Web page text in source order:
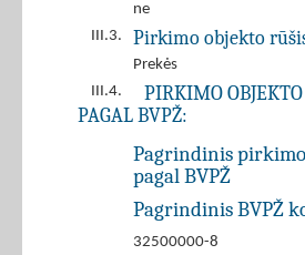
ne
III.3.
Pirkimo objekto
Prekės
III.4.
PIRKIMO
PAGAL BVPŽ:
Pagrindinis
pagal BVPŽ
Pagrindinis BVPŽ
32500000-8